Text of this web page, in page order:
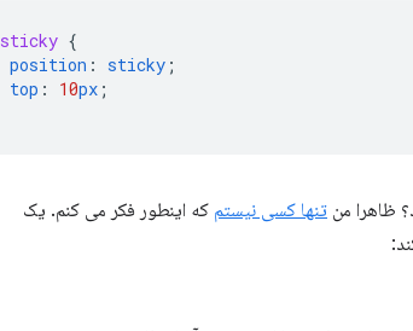
sticky {
position : sticky ;
top : 10px ;
ظاهرا من تنها کسی نیستم که اینطور فکر می کنم. یک